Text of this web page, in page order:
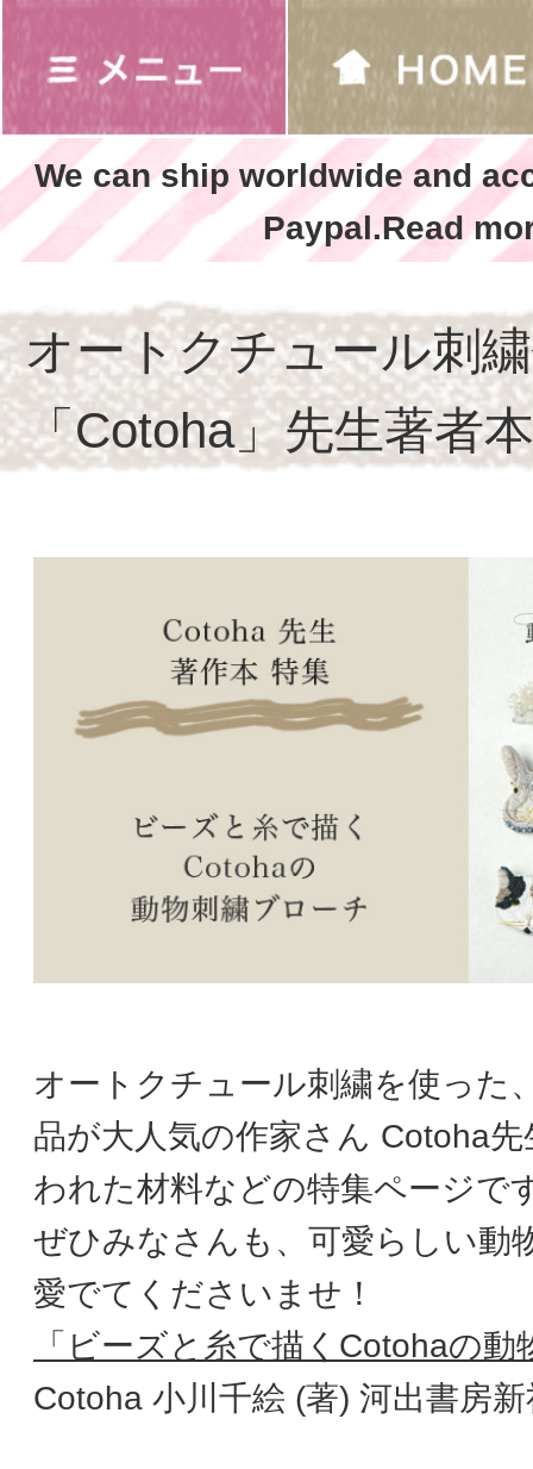
We can ship worldwide and
Paypal.Read
オートクチュール刺
「Cotoha」先生著者
オートクチュール刺繍を使った
品が大人気の作家さん Cotoha
われた材料などの特集ページで
ぜひみなさんも、可愛らしい動
愛でてくださいませ！
「ビーズと糸で描くCotohaの
Cotoha 小川千絵 (著) 河出書房新